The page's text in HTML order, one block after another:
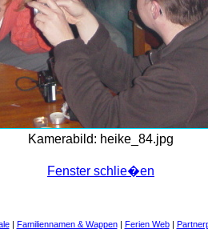
Kamerabild: heike_84.jpg
Fenster schlie�en
| Familiennamen & Wappen| Ferien Web|